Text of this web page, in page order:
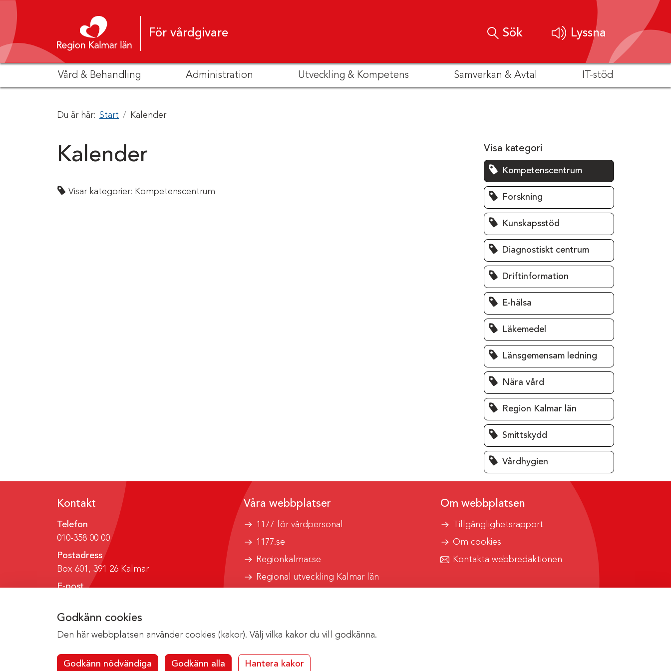
Godkänn cookies
Den här webbplatsen använder cookies (kakor). Välj vilka kakor du vill godkänna.
Godkänn nödvändiga Godkänn alla Hantera kakor
Hoppa till innehåll
För vårdgivare Sök Lyssna
Vård & Behandling Administration Utveckling & Kompetens Samverkan & Avtal IT-stöd
Du är här: Start Kalender
Kalender
Visar kategorier: Kompetenscentrum
Visa kategori
Kompetenscentrum
Forskning
Kunskapsstöd
Diagnostiskt centrum
Driftinformation
E-hälsa
Läkemedel
Länsgemensam ledning
Nära vård
Region Kalmar län
Smittskydd
Vårdhygien
Kontakt
Telefon
010-358 00 00
Postadress
Box 601, 391 26 Kalmar
E-post
Våra webbplatser
1177 för vårdpersonal
1177.se
Regionkalmar.se
Regional utveckling Kalmar län
Om webbplatsen
Tillgänglighetsrapport
Om cookies
Kontakta webbredaktionen